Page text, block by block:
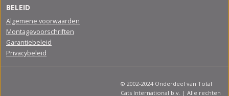
BELEID
Algemene voorwaarden
Montagevoorschriften
Garantiebeleid
Privacybeleid
© 2002-2024 Onderdeel van Total
Cats International b.v. | Alle rechten